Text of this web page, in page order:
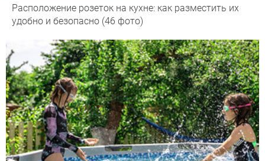
Расположение розеток на кухне: как разместить их
удобно и безопасно (46 фото)